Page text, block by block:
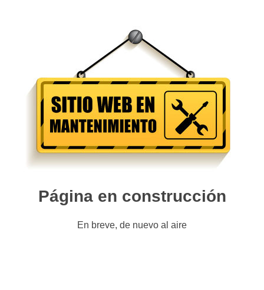
Página en construcción
En breve, de nuevo al aire